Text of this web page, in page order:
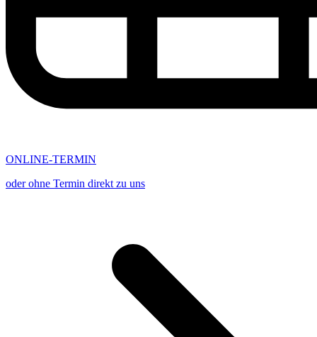
ONLINE-TERMIN
oder ohne Termin direkt zu uns